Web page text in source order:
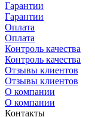
Гарантии
Гарантии
Оплата
Оплата
Контроль качества
Контроль качества
Отзывы клиентов
Отзывы клиентов
О компании
О компании
Контакты